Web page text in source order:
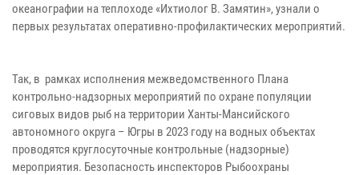
океанографии на теплоходе «Ихтиолог В. Замятин», узнали о
первых результатах оперативно-профилактических мероприятий.
Так, в рамках исполнения межведомственного Плана
контрольно-надзорных мероприятий по охране популяции
сиговых видов рыб на территории Ханты-Мансийского
автономного округа – Югры в 2023 году на водных объектах
проводятся круглосуточные контрольные (надзорные)
мероприятия. Безопасность инспекторов Рыбоохраны